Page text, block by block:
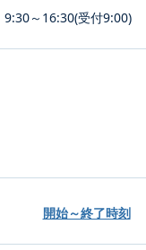
9:30～16:30(受付9:00)
開始～終了時刻